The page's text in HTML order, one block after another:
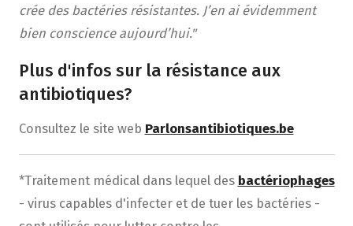
crée des bactéries résistantes. J’en ai évidemment
bien conscience aujourd’hui."
Plus d'infos sur la résistance aux
antibiotiques?
Consultez le site web Parlonsantibiotiques.be
*Traitement médical dans lequel des bactériophages
- virus capables d'infecter et de tuer les bactéries -